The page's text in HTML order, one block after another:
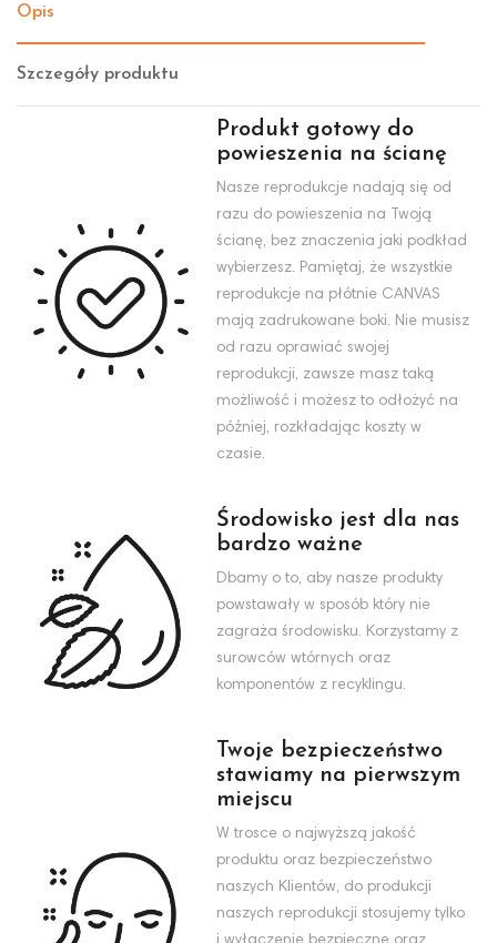
Opis
Szczegóły produktu
Produkt gotowy do
powieszenia na ścianę
Nasze reprodukcje nadają się od
razu do powieszenia na Twoją
ścianę, bez znaczenia jaki podkład
wybierzesz. Pamiętaj, że wszystkie
reprodukcje na płótnie CANVAS
mają zadrukowane boki. Nie musisz
od razu oprawiać swojej
reprodukcji, zawsze masz taką
możliwość i możesz to odłożyć na
później, rozkładając koszty w
czasie.
Środowisko jest dla nas
bardzo ważne
Dbamy o to, aby nasze produkty
powstawały w sposób który nie
zagraża środowisku. Korzystamy z
surowców wtórnych oraz
komponentów z recyklingu.
Twoje bezpieczeństwo
stawiamy na pierwszym
miejscu
W trosce o najwyższą jakość
produktu oraz bezpieczeństwo
naszych Klientów, do produkcji
naszych reprodukcji stosujemy tylko